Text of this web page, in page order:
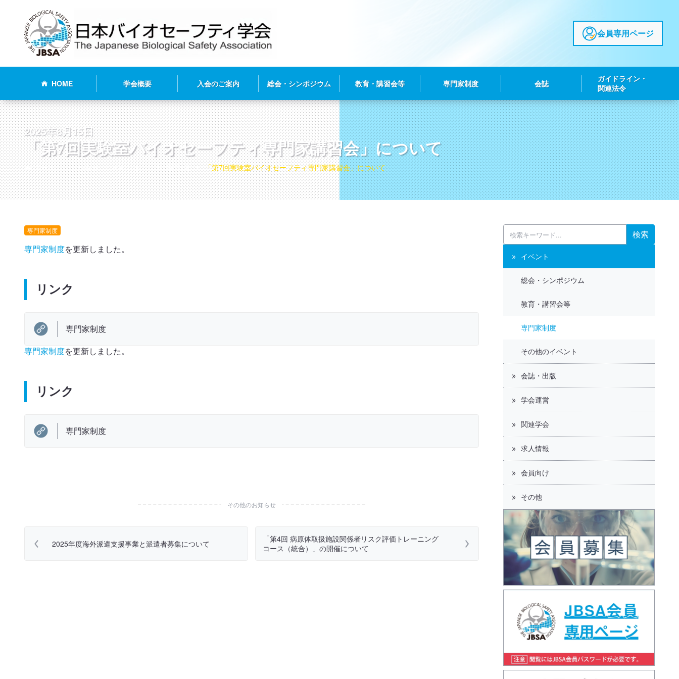
会員専用ページ
HOME 学会概要 入会のご案内 総会・シンポジウム 教育・講習会等 専門家制度 会誌
ガイドライン・
関連法令
2025年8月15日
「第7回実験室バイオセーフティ専門家講習会」について
ホーム お知らせ イベント 専門家制度 「第7回実験室バイオセーフティ専門家講習会」について
専門家制度
専門家制度を更新しました。
リンク
専門家制度
専門家制度を更新しました。
リンク
専門家制度
その他のお知らせ
2025年度海外派遣支援事業と派遣者募集について
「第4回 病原体取扱施設関係者リスク評価トレーニング
コース（統合）」の開催について
検索
イベント
総会・シンポジウム
教育・講習会等
専門家制度
その他のイベント
会誌・出版
学会運営
関連学会
求人情報
会員向け
その他